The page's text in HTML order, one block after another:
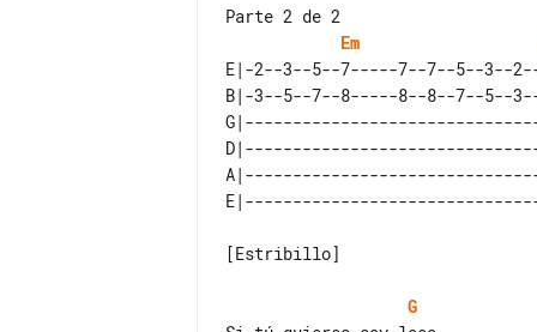
Em
E|-2--3--5--7-----7--7--5--3--
B|-3--5--7--8-----8--8--7--5--
[Estribillo]
G